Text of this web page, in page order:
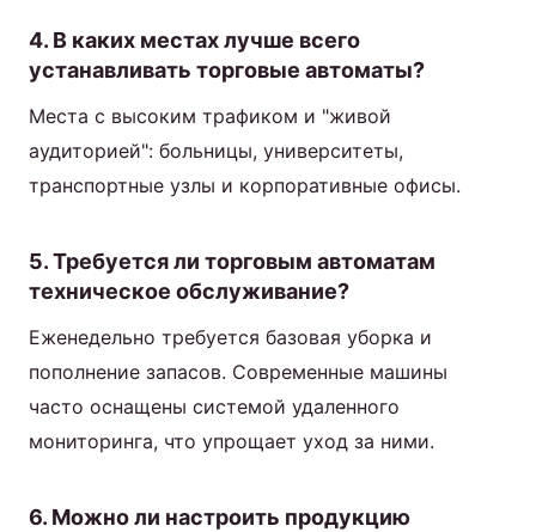
4. В каких местах лучше всего
устанавливать торговые автоматы?
Места с высоким трафиком и "живой
аудиторией": больницы, университеты,
транспортные узлы и корпоративные офисы.
5. Требуется ли торговым автоматам
техническое обслуживание?
Еженедельно требуется базовая уборка и
пополнение запасов. Современные машины
часто оснащены системой удаленного
мониторинга, что упрощает уход за ними.
6. Можно ли настроить продукцию